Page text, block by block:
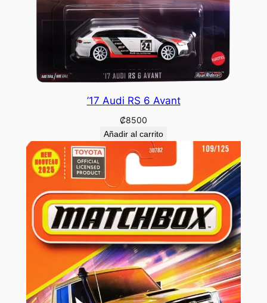
’17 Audi RS 6 Avant
₡8500
Añadir al carrito